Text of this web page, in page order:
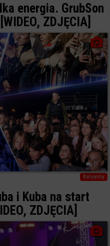
energia. GrubSon
ZDJĘCIA]
0
Balujemy
i Kuba na start
ZDJĘCIA]